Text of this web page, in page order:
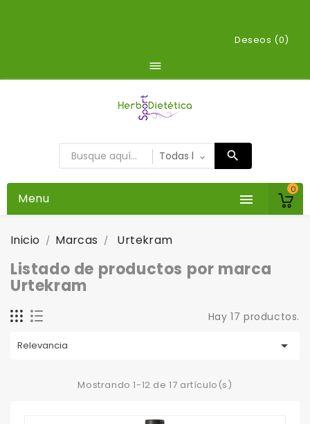
Deseos (0)

0

Menu
Inicio Marcas Urtekram
Listado de productos por marca
Urtekram
Hay 17 productos.
Relevancia 
Mostrando 1-12 de 17 artículo(s)